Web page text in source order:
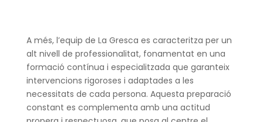
A més, l’equip de La Gresca es caracteritza per un
alt nivell de professionalitat, fonamentat en una
formació contínua i especialitzada que garanteix
intervencions rigoroses i adaptades a les
necessitats de cada persona. Aquesta preparació
constant es complementa amb una actitud